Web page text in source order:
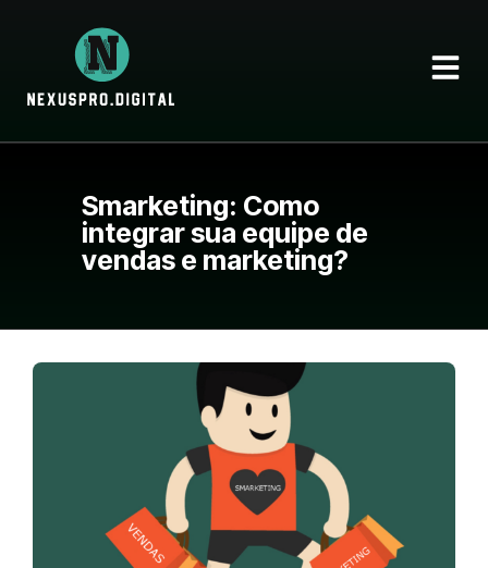
Smarketing: Como
integrar sua equipe de
vendas e marketing?